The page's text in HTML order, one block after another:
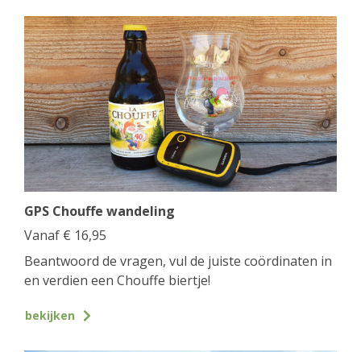
GPS Chouffe wandeling
Vanaf € 16,95
Beantwoord de vragen, vul de juiste coördinaten in
en verdien een Chouffe biertje!
bekijken